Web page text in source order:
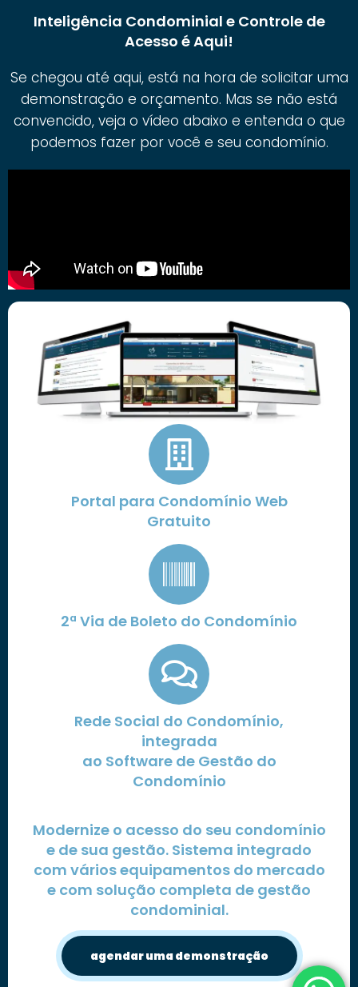
Inteligência Condominial e Controle de
Acesso é Aqui!
Se chegou até aqui, está na hora de solicitar uma
demonstração e orçamento. Mas se não está
convencido, veja o vídeo abaixo e entenda o que
podemos fazer por você e seu condomínio.
Portal para Condomínio Web
Gratuito
2ª Via de Boleto do Condomínio
Rede Social do Condomínio,
integrada
ao Software de Gestão do
Condomínio
Modernize o acesso do seu condomínio
e de sua gestão. Sistema integrado
com vários equipamentos do mercado
e com solução completa de gestão
condominial.
agendar uma demonstração